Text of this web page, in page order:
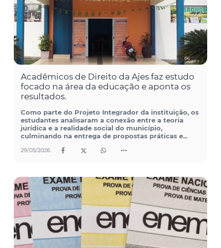
Acadêmicos de Direito da Ajes faz estudo
focado na área da educação e aponta os
resultados.
Como parte do Projeto Integrador da instituição, os
estudantes analisaram a conexão entre a teoria
jurídica e a realidade social do município,
culminando na entrega de propostas práticas e...
29/05/2026